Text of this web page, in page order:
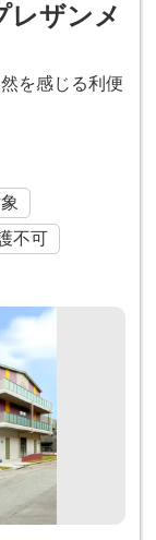
レザンメ
を感じる利便
不可